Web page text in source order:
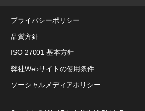
プライバシーポリシー
品質方針
ISO 27001 基本方針
弊社Webサイトの使用条件
ソーシャルメディアポリシー